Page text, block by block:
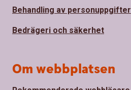
Behandling av personuppgifter
Bedrägeri och säkerhet
Om webbplatsen